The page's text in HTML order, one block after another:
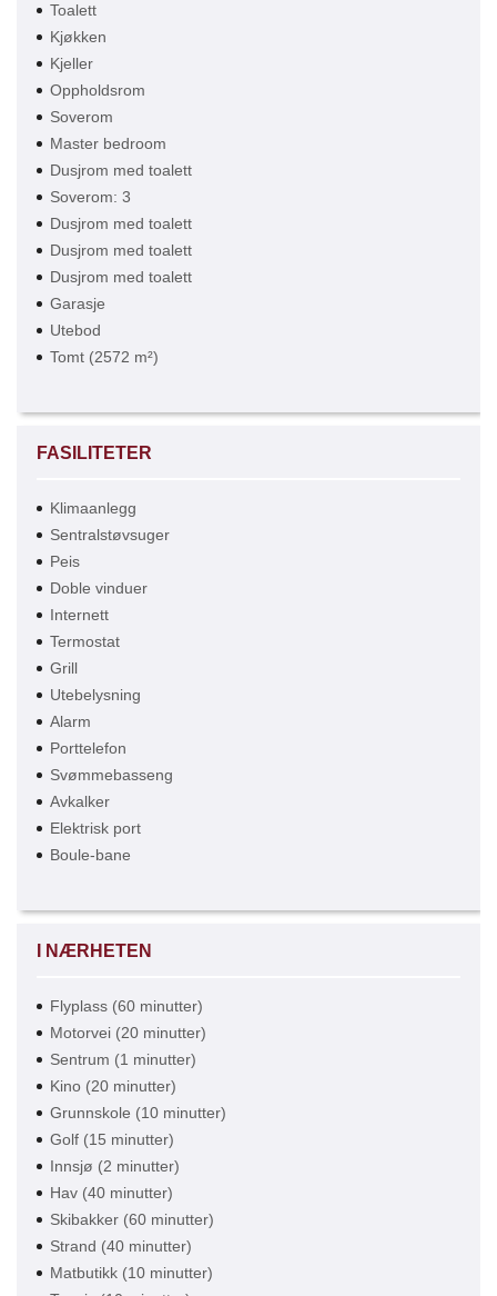
Toalett
Kjøkken
Kjeller
Oppholdsrom
Soverom
Master bedroom
Dusjrom med toalett
Soverom: 3
Dusjrom med toalett
Dusjrom med toalett
Dusjrom med toalett
Garasje
Utebod
Tomt (2572 m²)
FASILITETER
Klimaanlegg
Sentralstøvsuger
Peis
Doble vinduer
Internett
Termostat
Grill
Utebelysning
Alarm
Porttelefon
Svømmebasseng
Avkalker
Elektrisk port
Boule-bane
I NÆRHETEN
Flyplass (60 minutter)
Motorvei (20 minutter)
Sentrum (1 minutter)
Kino (20 minutter)
Grunnskole (10 minutter)
Golf (15 minutter)
Innsjø (2 minutter)
Hav (40 minutter)
Skibakker (60 minutter)
Strand (40 minutter)
Matbutikk (10 minutter)